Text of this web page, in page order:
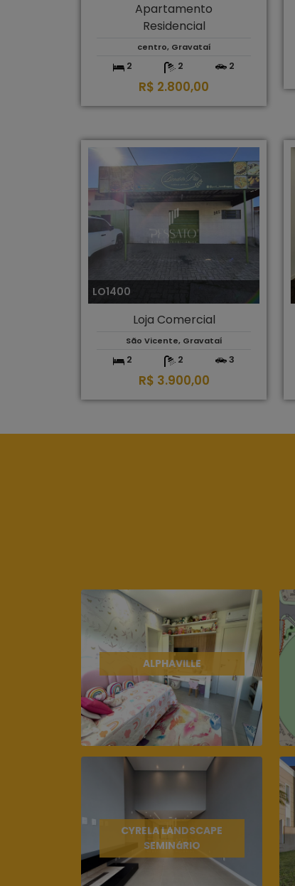
Apartamento
Residencial
centro, Gravataí
2 2 2
R$ 2.800,00
LO1400
Loja Comercial
São Vicente, Gravataí
2 2 3
R$ 3.900,00
ALPHAVILLE
CYRELA LANDSCAPE
SEMINáRIO